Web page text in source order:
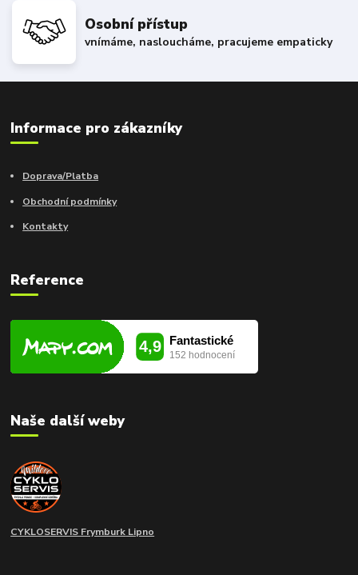
Osobní přístup
vnímáme, nasloucháme, pracujeme empaticky
Informace pro zákazníky
Doprava/Platba
Obchodní podmínky
Kontakty
Reference
Naše další weby
CYKLOSERVIS Frymburk Lipno